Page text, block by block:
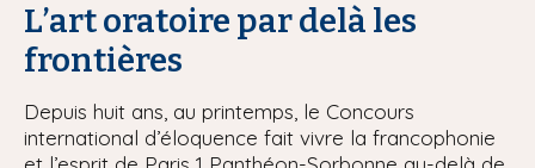
L’art oratoire par delà les
frontières
Depuis huit ans, au printemps, le Concours
international d’éloquence fait vivre la francophonie